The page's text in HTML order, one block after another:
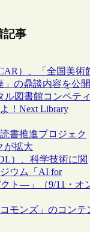
記事
）、「全国美術
」の鼎談内容を公開
ル図書館コンペティ
！Next Library
書推進プロジェク
が拡大
）、科学技術に関
ウム「AI for
ト―」（9/11・オ
モンズ」のコンテ